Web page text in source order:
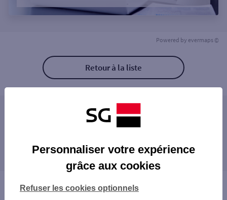
Powered by evermaps ©
Retour à la liste
Les distributeurs/automates à proximité
DOUAI 19 RUE SAINT JACQUES
DOUAI BELLAIN
DOUAI 92 RUE DE PARIS
SIN LE NOBLE
proximité
SIN-LE-NOBLE
MONTIGNY-EN-GOHELLE
Vous êtes ici : Accueil
Personnaliser votre expérience
grâce aux cookies
Refuser les cookies optionnels